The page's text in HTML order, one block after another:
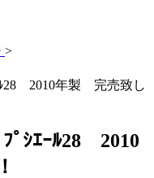
>
ﾙ28 2010年製 完売致し
ﾟｼｴｰﾙ28 2010